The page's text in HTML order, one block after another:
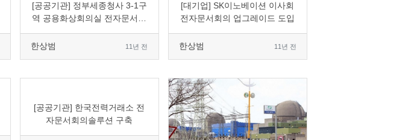
[공공기관] 정부세종청사 3-1구
역 공용화상회의실 전자문서회
의 도입
한상범
11년 전
[대기업] SK이노베이션 이사회
전자문서회의 업그레이드 도입
한상범 11년 전
[공공기관] 한국전력거래소 전
자문서회의솔루션 구축